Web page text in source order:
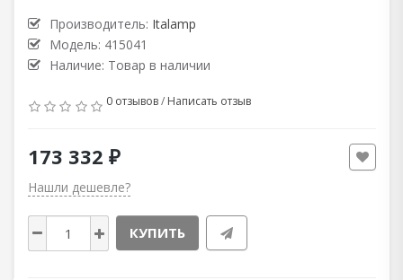
Производитель: Italamp
Модель: 415041
Наличие: Товар в наличии
0 отзывов/ Написать отзыв
173 332 ₽
Нашли дешевле?
КУПИТЬ